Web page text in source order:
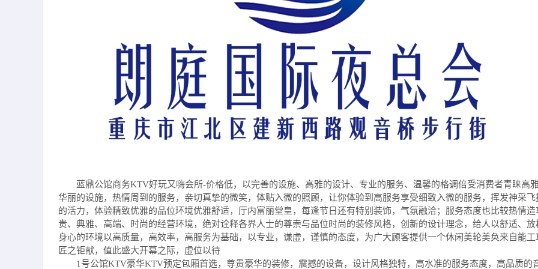
蓝鼎公馆商务KTV好玩又嗨会所-价格低，以完善的设施、高雅的设计、专业的服务、温馨的格调倍受消费者青睐高
华丽的设施，热情周到的服务，亲切真挚的微笑，体贴入微的照顾，让你体验到高服务享受细致入微的服务，挥发神采飞
的活力，体验精致优雅的品位环境优雅舒适，厅内富丽堂皇，每逢节日还有特别装饰，气氛融洽；服务态度也比较热情造
贵、典雅、高端、时尚的经营环境，绝对诠释各界人士的尊崇与品位时尚的装修风格，创新的设计理念，给人以舒适、放
身心的环境以高质量，高效率，高服务为基础，以专业，谦虚，谨慎的态度，为广大顾客提供一个休闲美轮美奂来自能工
匠之钜献，值此盛大开幕之际，虚位以待
1号公馆KTV豪华KTV预定包厢首选，尊贵豪华的装修，震撼的设备，设计风格独特，高水准的服务态度，高品质的